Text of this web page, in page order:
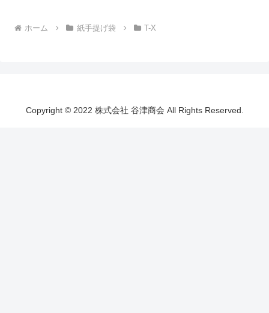
ホーム 紙手提げ袋 T-X
Copyright © 2022 株式会社 谷津商会 All Rights Reserved.